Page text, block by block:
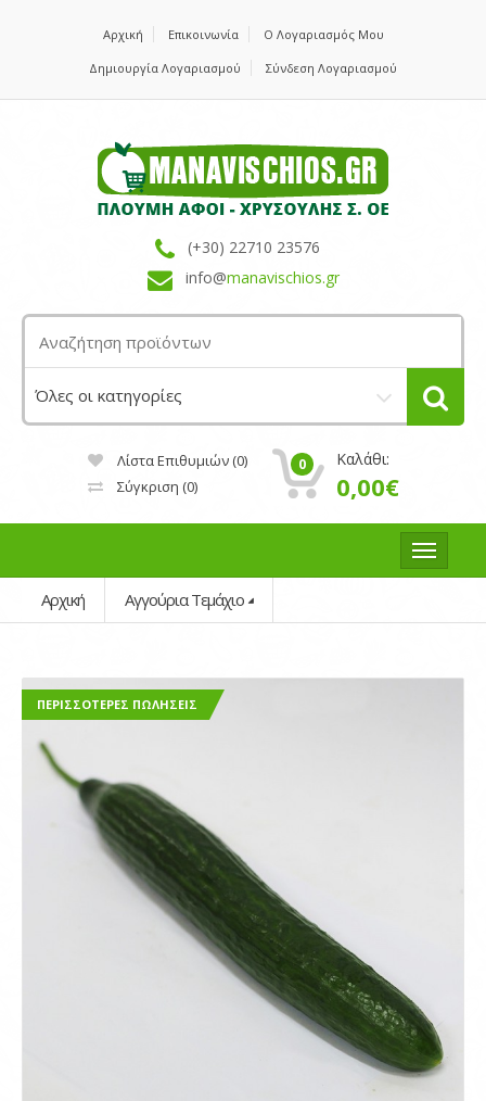
Αρχική Επικοινωνία Ο Λογαριασμός Μου
Δημιουργία Λογαριασμού Σύνδεση Λογαριασμού
(+30) 22710 23576
info@manavischios.gr
Λίστα Επιθυμιών (0)
Σύγκριση (0)
0 Καλάθι:
0,00€
Αρχική Αγγούρια Τεμάχιο
ΠΕΡΙΣΣΌΤΕΡΕΣ ΠΩΛΉΣΕΙΣ